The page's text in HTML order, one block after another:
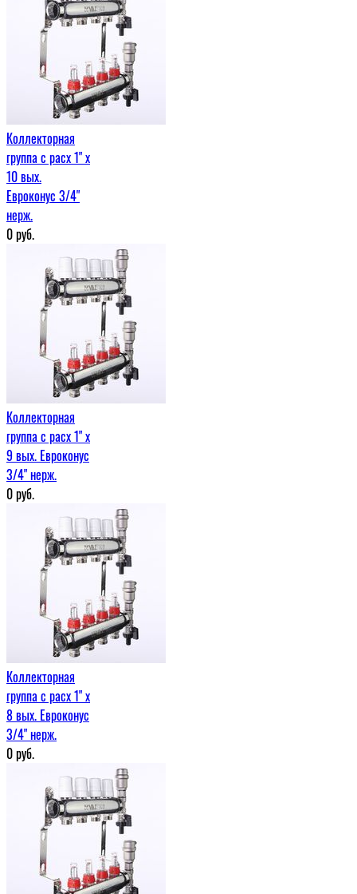
Коллекторная
группа с расх 1" x
10 вых.
Евроконус 3/4"
нерж.
0руб.
Коллекторная
группа с расх 1" x
9 вых. Евроконус
3/4" нерж.
0руб.
Коллекторная
группа с расх 1" x
8 вых. Евроконус
3/4" нерж.
0руб.